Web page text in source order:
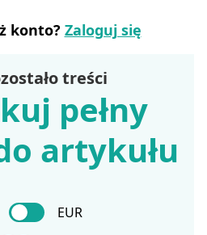
konto? Zaloguj się
treści
pełny
artykułu
EUR